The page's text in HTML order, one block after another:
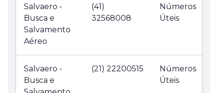
Salvaero -
Busca e
Salvamento
Aéreo
(41)
32568008
Números
Úteis
Salvaero -
Busca e
(21) 22200515
Números
Úteis